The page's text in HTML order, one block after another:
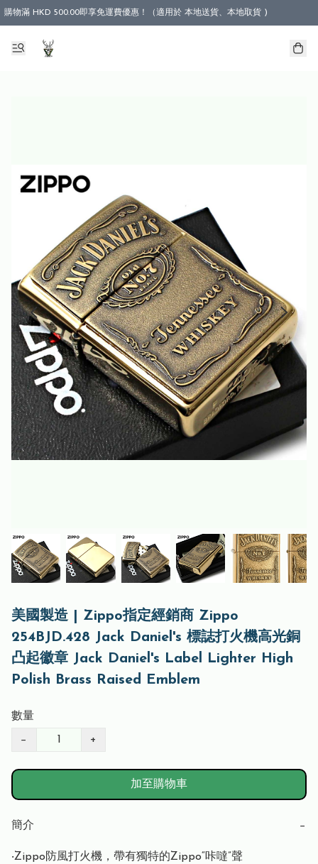
購物滿 HKD 500.00即享免運費優惠！（適用於 本地送貨、本地取貨 )
美國製造 | Zippo指定經銷商 Zippo
254BJD.428 Jack Daniel's 標誌打火機高光銅
凸起徽章 Jack Daniel's Label Lighter High
Polish Brass Raised Emblem
數量
− +
加至購物車
簡介 −
‧Zippo防風打火機，帶有獨特的Zippo“咔噠”聲